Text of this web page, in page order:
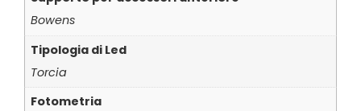
Bowens
Tipologia di Led
Torcia
Fotometria